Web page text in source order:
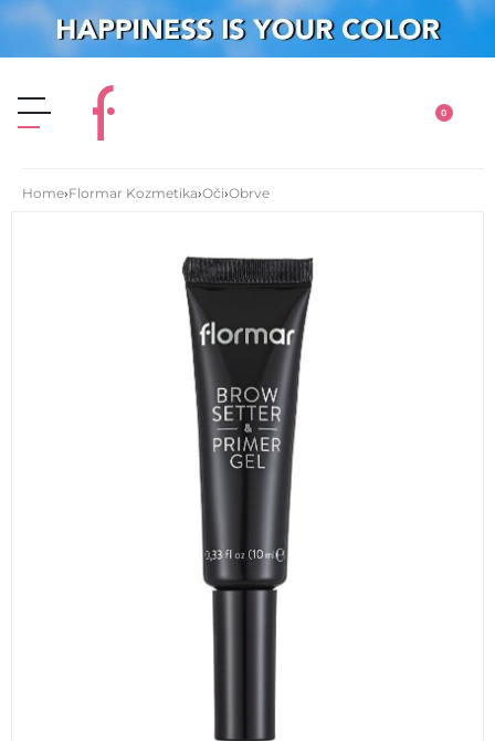
0
Home›Flormar Kozmetika›Oči›Obrve